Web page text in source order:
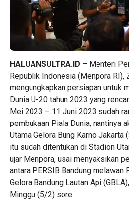
HALUANSULTRA.ID – Menteri
Republik Indonesia (Menpora RI),
mengungkapkan persiapan untuk
Dunia U-20 tahun 2023 yang
Mei 2023 – 11 Juni 2023 sudah
pembukaan Piala Dunia, nantinya
Utama Gelora Bung Karno Jakarta
itu sudah ditentukan di Stadion
ujar Menpora, usai menyaksikan
antara PERSIB Bandung melawan
Gelora Bandung Lautan Api
Minggu (5/2) sore.